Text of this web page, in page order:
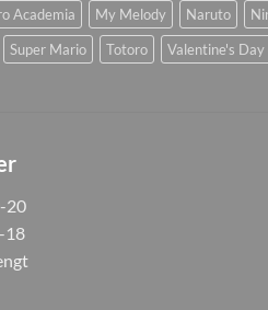
Academia My Melody Naruto
Super Mario Totoro Valentine's
20